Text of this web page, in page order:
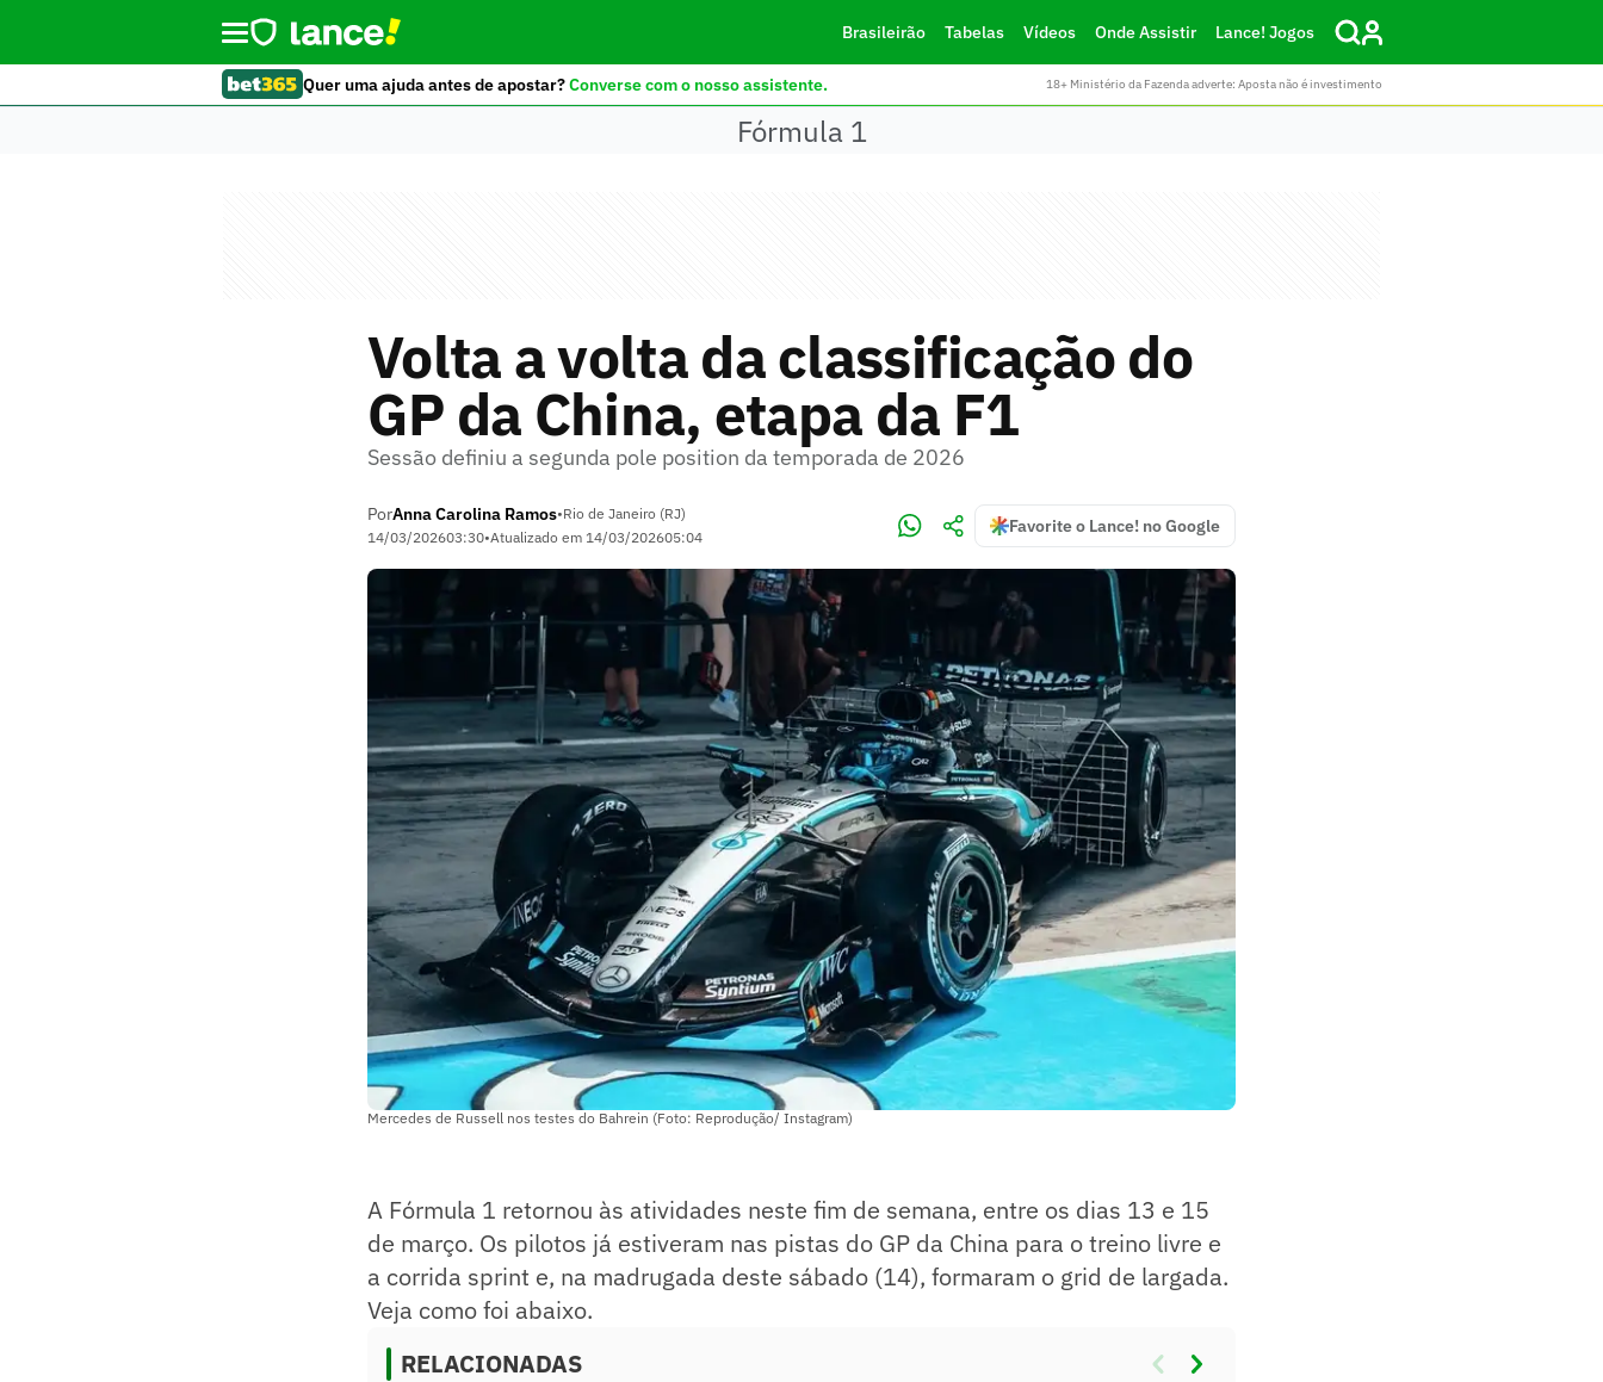
Brasileirão Tabelas Vídeos Onde Assistir Lance! Jogos
Quer uma ajuda antes de apostar?Converse com o nosso assistente. 18+ Ministério da Fazenda adverte: Aposta não é investimento
Fórmula 1
Volta a volta da classificação do
GP da China, etapa da F1
Sessão definiu a segunda pole position da temporada de 2026
PorAnna Carolina Ramos•Rio de Janeiro (RJ)
14/03/202603:30•Atualizado em 14/03/202605:04
Favorite o Lance! no Google
Mercedes de Russell nos testes do Bahrein (Foto: Reprodução/ Instagram)
A Fórmula 1 retornou às atividades neste fim de semana, entre os dias 13 e 15
de março. Os pilotos já estiveram nas pistas do GP da China para o treino livre e
a corrida sprint e, na madrugada deste sábado (14), formaram o grid de largada.
Veja como foi abaixo.
RELACIONADAS